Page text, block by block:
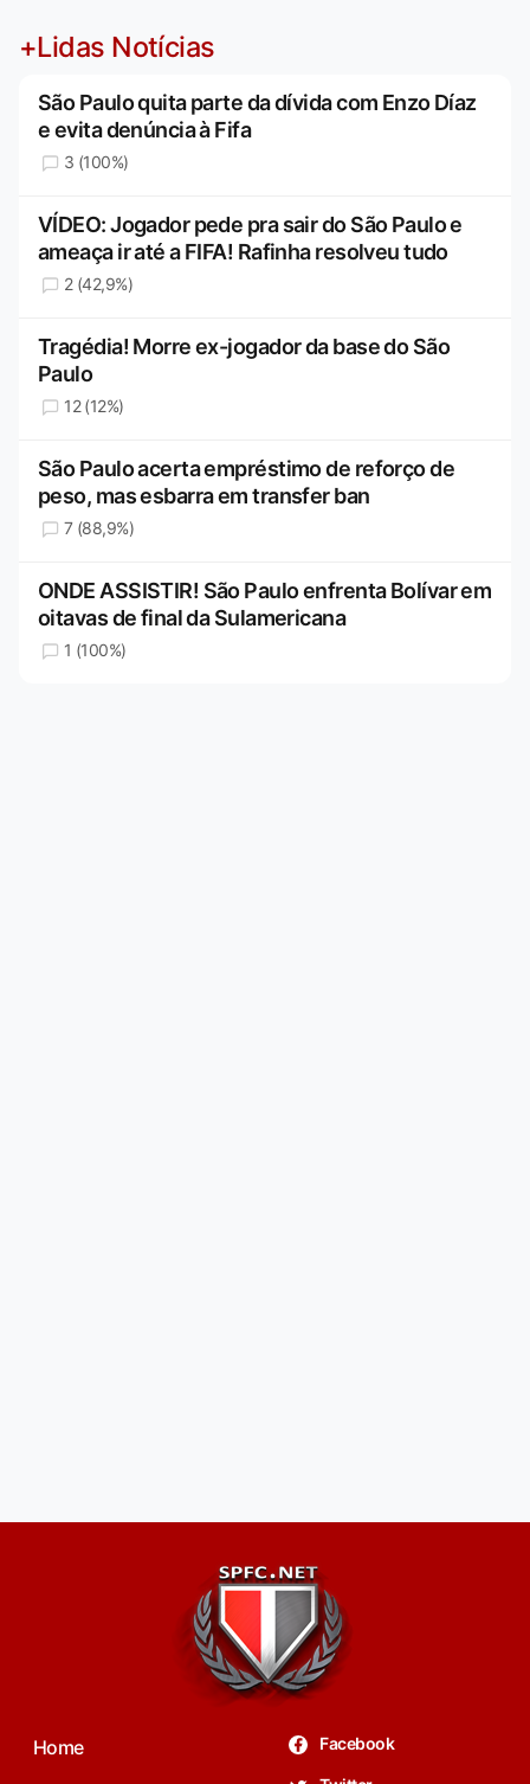
+Lidas Notícias
São Paulo quita parte da dívida com Enzo Díaz
e evita denúncia à Fifa
3 (100%)
VÍDEO: Jogador pede pra sair do São Paulo e
ameaça ir até a FIFA! Rafinha resolveu tudo
2 (42,9%)
Tragédia! Morre ex-jogador da base do São
Paulo
12 (12%)
São Paulo acerta empréstimo de reforço de
peso, mas esbarra em transfer ban
7 (88,9%)
ONDE ASSISTIR! São Paulo enfrenta Bolívar em
oitavas de final da Sulamericana
1 (100%)
Home Facebook